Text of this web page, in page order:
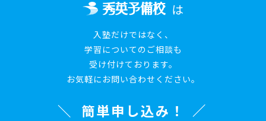
は
入塾だけではなく、
学習についてのご相談も
受け付けております。
お気軽にお問い合わせください。
簡単申し込み！